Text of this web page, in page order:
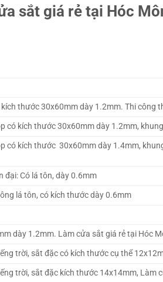
sắt giá rẻ tại Hóc
thước 30x60mm dày 1.2mm. Thi công
có kích thước 30x60mm dày 1.2mm,
có kích thước 30x60mm dày 1.4mm,
đại: Có lá tôn, dày 0.6mm
lá tôn, có kích thước dày 0.6mm
dày 1.2mm. Làm cửa sắt giá rẻ tại Hóc
trời, sắt đặc có kích thước cụ thể
trời, sắt đặc kích thước 14x14mm, Làm